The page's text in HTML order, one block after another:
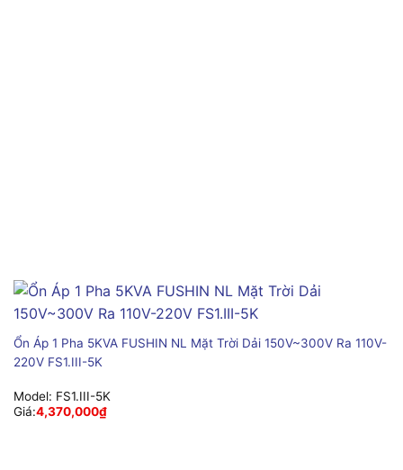
Ổn Áp 1 Pha 5KVA FUSHIN NL Mặt Trời Dải 150V~300V Ra 110V-
220V FS1.III-5K
Model: FS1.III-5K
Giá:4,370,000₫